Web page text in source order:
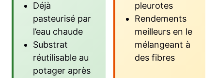
Déjà
pasteurisé par
l’eau chaude
Substrat
réutilisable au
potager après
pleurotes
Rendements
meilleurs en le
mélangeant à
des fibres